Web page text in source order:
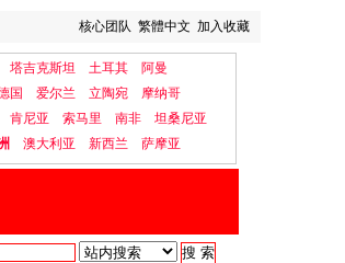
核心团队 繁體中文 加入收藏
塔吉克斯坦 土耳其
阿曼
国 爱尔兰 立陶宛
摩纳哥
肯尼亚 索马里 南非
坦桑尼亚
澳大利亚 新西兰 萨摩亚